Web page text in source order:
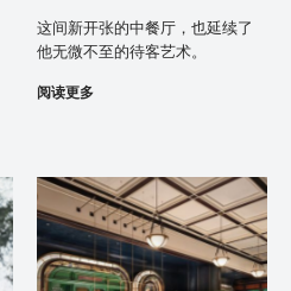
这间新开张的中餐厅，也延续了
他无微不至的待客艺术。
阅读更多